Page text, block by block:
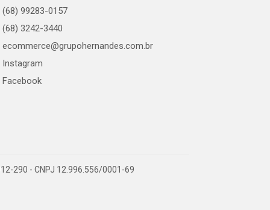
(68) 99283-0157
(68) 3242-3440
ecommerce@grupohernandes.com.br
Instagram
Facebook
290 - CNPJ 12.996.556/0001-69